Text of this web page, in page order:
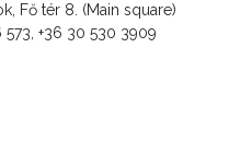
Fő tér 8. (Main square)
573, +36 30 530 3909